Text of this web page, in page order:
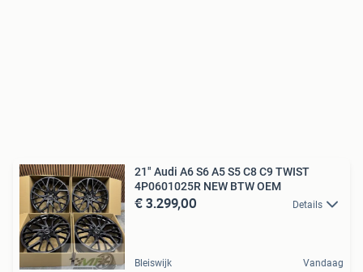
21" Audi A6 S6 A5 S5 C8 C9 TWIST
4P0601025R NEW BTW OEM
€ 3.299,00 Details
Bleiswijk Vandaag